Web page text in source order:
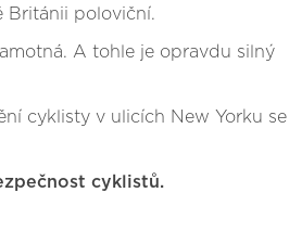
Británii poloviční.
A tohle je opravdu silný
cyklisty v ulicích New Yorku
cyklistů.